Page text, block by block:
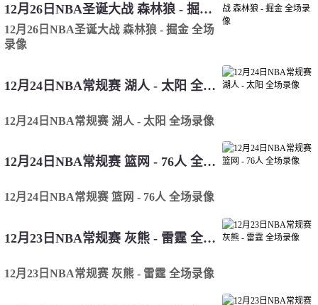
12月26日NBA圣诞大战 森林狼 - 掘金 全场录像
12月26日NBA圣诞大战 森林狼 - 掘金 全场
录像
12月24日NBA常规赛 湖人 - 太阳 全场录像
12月24日NBA常规赛 湖人 - 太阳 全场录像
12月24日NBA常规赛 篮网 - 76人 全场录像
12月24日NBA常规赛 篮网 - 76人 全场录像
12月23日NBA常规赛 灰熊 - 雷霆 全场录像
12月23日NBA常规赛 灰熊 - 雷霆 全场录像